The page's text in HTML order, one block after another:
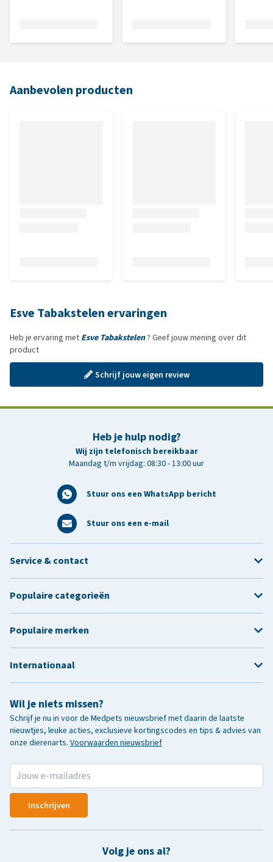
Aanbevolen producten
Esve Tabakstelen ervaringen
Heb je ervaring met Esve Tabakstelen? Geef jouw mening over dit
product
Schrijf jouw eigen review
Heb je hulp nodig?
Wij zijn telefonisch bereikbaar
Maandag t/m vrijdag: 08:30 - 13:00 uur
Stuur ons een WhatsApp bericht
Stuur ons een e-mail
Wil je niets missen?
Schrijf je nu in voor de Medpets nieuwsbrief met daarin de laatste
nieuwtjes, leuke acties, exclusieve kortingscodes en tips & advies van
onze dierenarts. Voorwaarden nieuwsbrief
Inschrijven
Volg je ons al?
Service & contact
Populaire categorieën
Populaire merken
Internationaal